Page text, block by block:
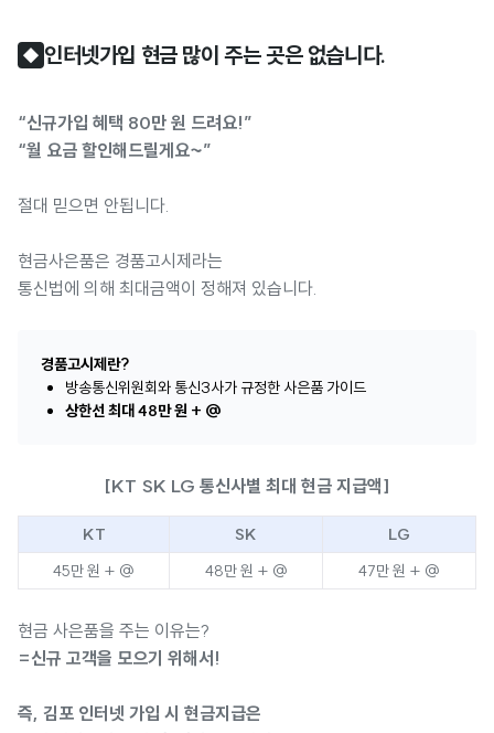
◆ 인터넷가입 현금 많이 주는 곳은 없습니다.
“신규가입 혜택 80만 원 드려요!”
“월 요금 할인해드릴게요~”
절대 믿으면 안됩니다.
현금사은품은 경품고시제라는
통신법에 의해 최대금액이 정해져 있습니다.
경품고시제란?
방송통신위원회와 통신3사가 규정한 사은품 가이드
상한선 최대 48만 원 + @
[KT SK LG 통신사별 최대 현금 지급액]
KT SK
LG
45만 원 + @
48만 원 + @ 47만 원 + @
현금 사은품을 주는 이유는?
=신규 고객을 모으기 위해서!
즉, 김포 인터넷 가입 시 현금지급은